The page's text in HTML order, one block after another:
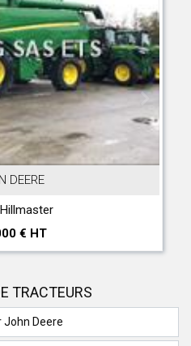
DEERE
€ HT
TRACTEURS
John Deere